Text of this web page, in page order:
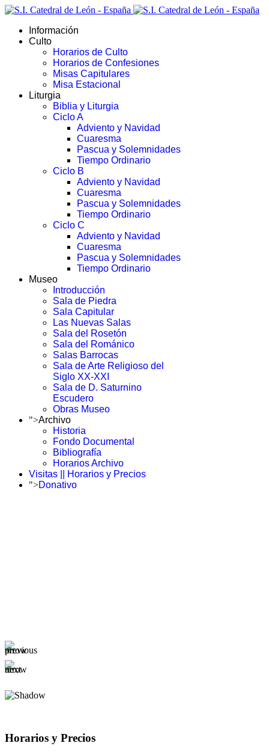
Información
Culto
Horarios de Culto
Horarios de Confesiones
Misas Capitulares
Misa Estacional
Liturgia
Biblia y Liturgia
Ciclo A
Adviento y Navidad
Cuaresma
Pascua y Solemnidades
Tiempo Ordinario
Ciclo B
Adviento y Navidad
Cuaresma
Pascua y Solemnidades
Tiempo Ordinario
Ciclo C
Adviento y Navidad
Cuaresma
Pascua y Solemnidades
Tiempo Ordinario
Museo
Introducción
Sala de Piedra
Sala Capitular
Las Nuevas Salas
Sala del Rosetón
Sala del Románico
Salas Barrocas
Sala de Arte Religioso del
Siglo XX-XXI
Sala de D. Saturnino
Escudero
Obras Museo
">Archivo
Historia
Fondo Documental
Bibliografía
Horarios Archivo
Visitas || Horarios y Precios
">Donativo
Horarios y Precios